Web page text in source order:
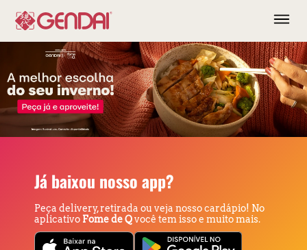
Já baixou nosso app?
Peça delivery, retirada ou veja nosso cardápio! No
aplicativo Fome de Qvocê tem isso e muito mais.